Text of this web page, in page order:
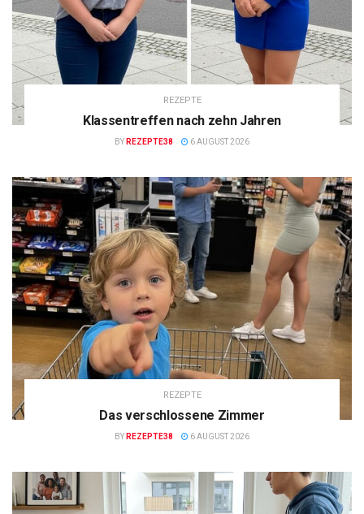
REZEPTE
Klassentreffen nach zehn Jahren
BY REZEPTE38 6 AUGUST 2026
REZEPTE
Das verschlossene Zimmer
BY REZEPTE38 6 AUGUST 2026